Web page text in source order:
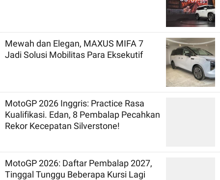
Mewah dan Elegan, MAXUS MIFA 7
Jadi Solusi Mobilitas Para Eksekutif
MotoGP 2026 Inggris: Practice Rasa
Kualifikasi. Edan, 8 Pembalap Pecahkan
Rekor Kecepatan Silverstone!
MotoGP 2026: Daftar Pembalap 2027,
Tinggal Tunggu Beberapa Kursi Lagi